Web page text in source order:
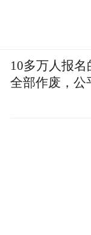
10多万人报
全部作废，公